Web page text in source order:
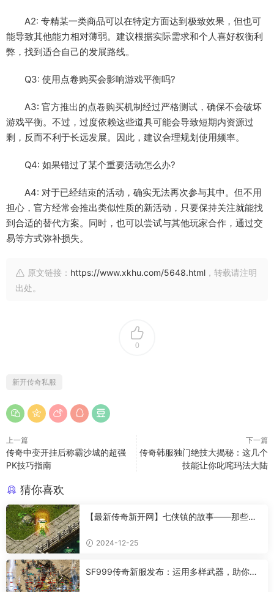
A2: 专精某一类商品可以在特定方面达到极致效果，但也可
能导致其他能力相对薄弱。建议根据实际需求和个人喜好权衡利
弊，找到适合自己的发展路线。
Q3: 使用点卷购买会影响游戏平衡吗?
A3: 官方推出的点卷购买机制经过严格测试，确保不会破坏
游戏平衡。不过，过度依赖这些道具可能会导致短期内资源过
剩，反而不利于长远发展。因此，建议合理规划使用频率。
Q4: 如果错过了某个重要活动怎么办?
A4: 对于已经结束的活动，确实无法再次参与其中。但不用
担心，官方经常会推出类似性质的新活动，只要保持关注就能找
到合适的替代方案。同时，也可以尝试与其他玩家合作，通过交
易等方式弥补损失。
原文链接： https://www.xkhu.com/5648.html ，转载请注明
出处。
0
新开传奇私服
上一篇
传奇中变开挂后称霸沙城的超强
PK技巧指南
下一篇
传奇韩服独门绝技大揭秘：这几个
技能让你叱咤玛法大陆
猜你喜欢
【最新传奇新开网】七侠镇的故事——那些让
2024-12-25
SF999传奇新服发布：运用多样武器，助你成